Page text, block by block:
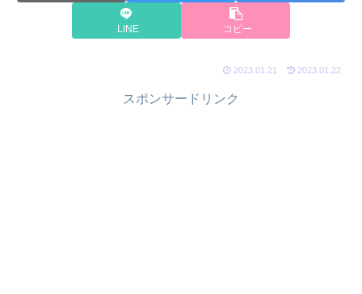
LINE コピー
2023.01.21 2023.01.22
スポンサードリンク